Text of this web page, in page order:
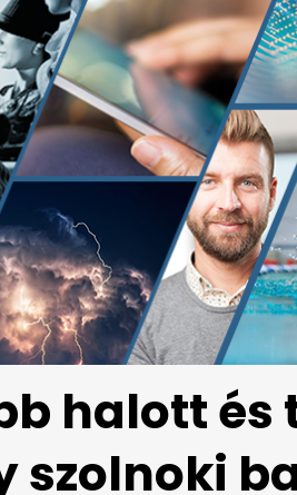
halott
szolnoki